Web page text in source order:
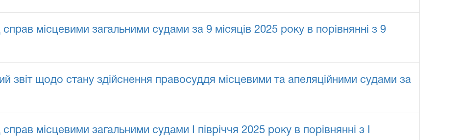
місцевими загальними судами за 9 місяців 2025 року в порівнянні з 9
звіт щодо стану здійснення правосуддя місцевими та апеляційними судами за
місцевими загальними судами I півріччя 2025 року в порівнянні з I